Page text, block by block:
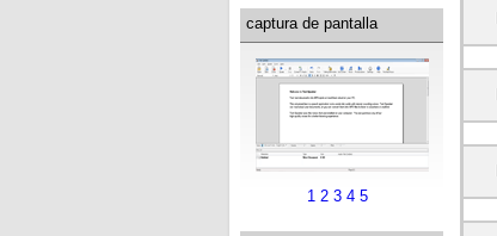
captura de pantalla
1 2 3 4 5